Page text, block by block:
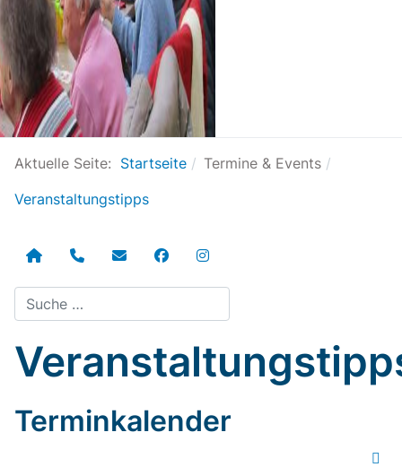
Aktuelle Seite: Startseite
Termine & Events
Veranstaltungstipps
Suchen
Terminkalender